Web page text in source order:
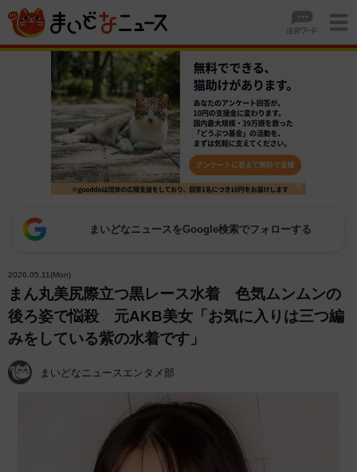
まいどなニュースをGoogle検索でフォローする
2026.05.11(Mon)
まん丸美尻際立つ黒レース水着 色気ムンムンの
後ろ姿で悩殺 元AKB美女「お気に入りは三つ編
みをしている紫の水着です」
まいどなニュースエンタメ部